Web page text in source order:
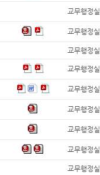
교무행정실
교무행정실
교무행정실
교무행정실
교무행정실
교무행정실
교무행정실
교무행정실
교무행정실